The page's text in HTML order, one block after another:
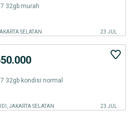
32gb murah
SELATAN 23 JUL
32gb kondisi normal
JAKARTA SELATAN 23 JUL